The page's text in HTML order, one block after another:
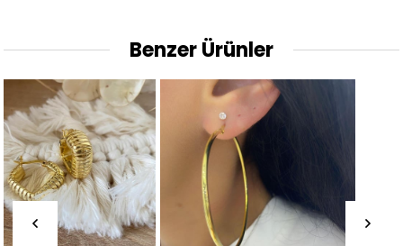
Benzer Ürünler